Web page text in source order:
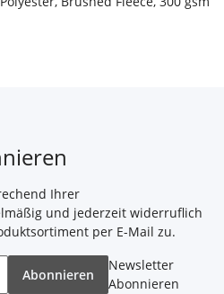
Ihrer
und jederzeit widerruflich
per E-Mail zu.
Abonnieren
Newsletter
Abonnieren